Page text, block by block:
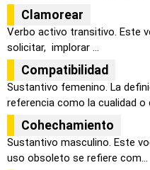
Clamorear
Verbo activo transitivo. Este
solicitar, implorar ...
Compatibilidad
Sustantivo femenino. La
referencia como la cualidad o
Cohechamiento
Sustantivo masculino. Este
uso obsoleto se refiere com...